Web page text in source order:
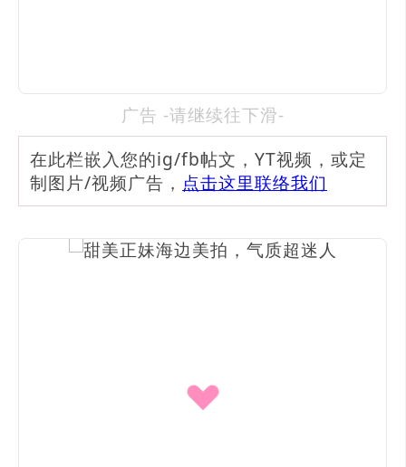
广告 -请继续往下滑-
在此栏嵌入您的ig/fb帖文，YT视频，或定
制图片/视频广告， 点击这里联络我们